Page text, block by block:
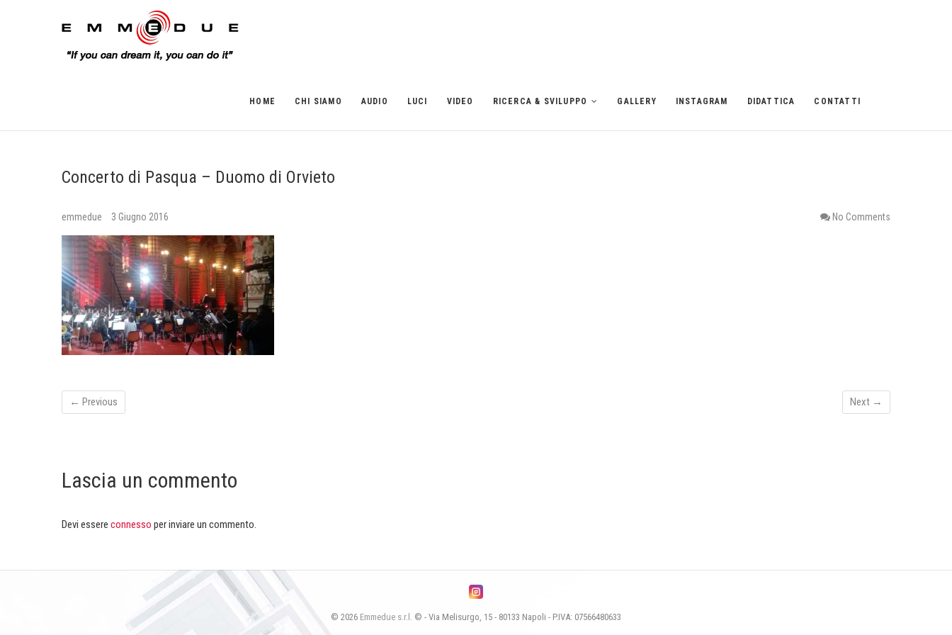
HOME CHI SIAMO AUDIO LUCI VIDEO RICERCA & SVILUPPO GALLERY INSTAGRAM DIDATTICA CONTATTI
Concerto di Pasqua – Duomo di Orvieto
emmedue 3 Giugno 2016 No Comments
← Previous Next →
Lascia un commento
Devi essere connesso per inviare un commento.
© 2026 Emmedue s.r.l. © - Via Melisurgo, 15 - 80133 Napoli - P.IVA: 07566480633